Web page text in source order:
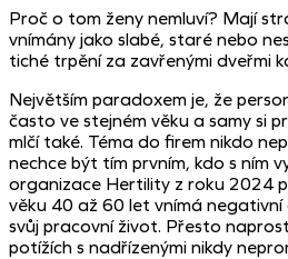
Proč o tom ženy nemluví? Mají
vnímány jako slabé, staré nebo
tiché trpění za zavřenými dveřmi
Největším paradoxem je, že
často ve stejném věku a samy si
mlčí také. Téma do firem nikdo
nechce být tím prvním, kdo s ním
organizace Hertility z roku 2024
věku 40 až 60 let vnímá
svůj pracovní život. Přesto
potížích s nadřízenými nikdy